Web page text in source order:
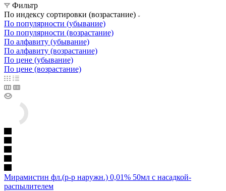
Фильтр
По индексу сортировки (возрастание)
По популярности (убывание)
По популярности (возрастание)
По алфавиту (убывание)
По алфавиту (возрастание)
По цене (убывание)
По цене (возрастание)
Мирамистин фл.(р-р наружн.) 0,01% 50мл с насадкой-
распылителем